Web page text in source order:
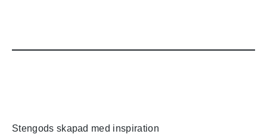
Stengods skapad med inspiration